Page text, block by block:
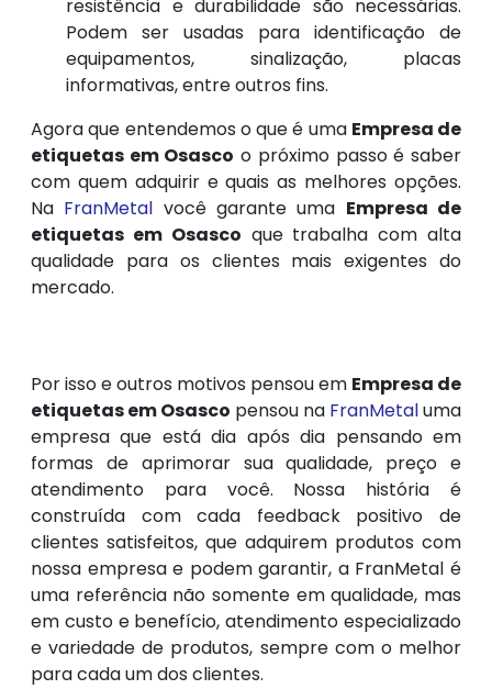
resistência e durabilidade são necessárias.
Podem ser usadas para identificação de
equipamentos, sinalização, placas
informativas, entre outros fins.
Agora que entendemos o que é uma Empresa de
etiquetas em Osasco o próximo passo é saber
com quem adquirir e quais as melhores opções.
Na FranMetal você garante uma Empresa de
etiquetas em Osasco que trabalha com alta
qualidade para os clientes mais exigentes do
mercado.
Por isso e outros motivos pensou em Empresa de
etiquetas em Osasco pensou na FranMetaluma
empresa que está dia após dia pensando em
formas de aprimorar sua qualidade, preço e
atendimento para você. Nossa história é
construída com cada feedback positivo de
clientes satisfeitos, que adquirem produtos com
nossa empresa e podem garantir, a FranMetal é
uma referência não somente em qualidade, mas
em custo e benefício, atendimento especializado
e variedade de produtos, sempre com o melhor
para cada um dos clientes.